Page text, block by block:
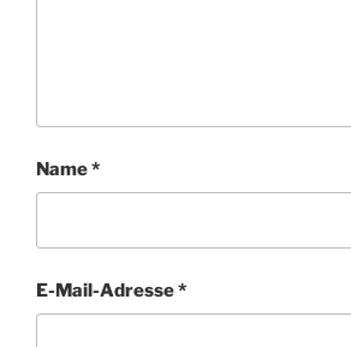
Name*
E-Mail-Adresse*